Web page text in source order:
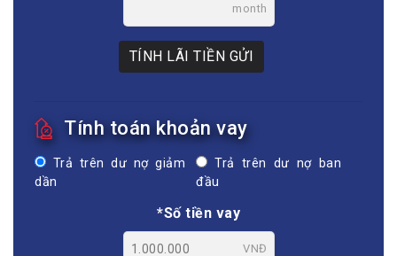
month
TÍNH LÃI TIỀN GỬI
Tính toán khoản vay
Trả trên dư nợ giảm
dần
Trả trên dư nợ ban
đầu
*Số tiền vay
VNĐ